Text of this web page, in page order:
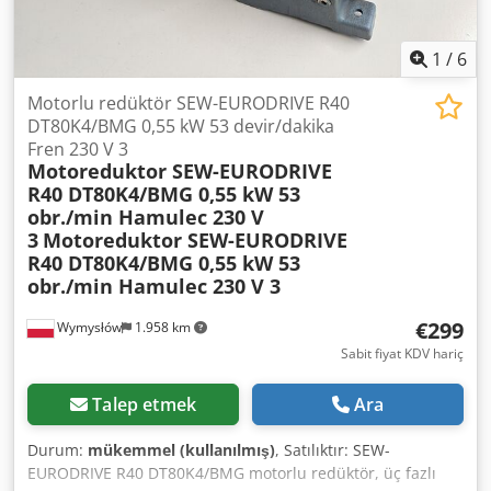
process waters - Wastewater treatment plants Dcjdjfyn
Rpopfx Agpok - Offshore and marine applications ! Price
1 / 6
Wymysłów 1.958 km
Motorlu redüktör SEW-EURODRIVE R40
DT80K4/BMG 0,55 kW 53 devir/dakika
Fren 230 V 3
Motoreduktor SEW-EURODRIVE
R40 DT80K4/BMG 0,55 kW 53
obr./min Hamulec 230 V
3 Motoreduktor SEW-EURODRIVE
R40 DT80K4/BMG 0,55 kW 53
obr./min Hamulec 230 V 3
€299
Sabit fiyat KDV hariç
Talep etmek Ara
Durum: mükemmel (kullanılmış), Satılıktır: SEW-
EURODRIVE R40 DT80K4/BMG motorlu redüktör, üç fazlı